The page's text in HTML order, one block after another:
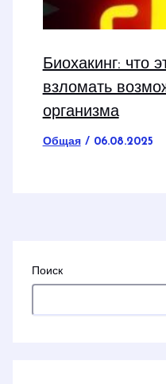
Биохакинг: что
взломать
организма
Общая/ 06.08.2025
Поиск